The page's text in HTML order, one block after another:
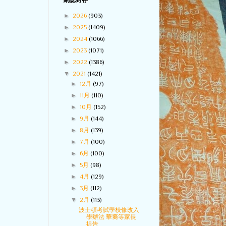
► 2026 (903)
► 2025 (1409)
► 2024 (1066)
► 2023 (1071)
► 2022 (1386)
▼ 2021 (1421)
►12月(97)
►11月(110)
►10月(152)
►9月(144)
► 8月(139)
► 7月(100)
►6月(100)
►5月(98)
► 4月(129)
►3月(112)
▼2月(113)
波士頓考試學校修改入
學辦法 華裔等家長
提告